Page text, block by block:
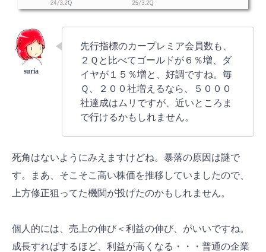
先行指標のカープレミア会員数も、
２Ｑと比べてゴールドが６％増、ダ
イヤが１５％増と、好調ですね。毎
Ｑ、２００社増えるなら、５０００
社達成はムリですが、近いところま
で行けるかもしれません。
死角はないようにみえますけどね。暴落の原因は謎で
す。まあ、そこそこ高い株価を推移していましたので、
上方修正狙ってた機関が投げたのかもしれません。
個人的には、売上の伸び＜利益の伸び、がいいですね。
成長すればするほど、利益が高くなる・・・普通の企業